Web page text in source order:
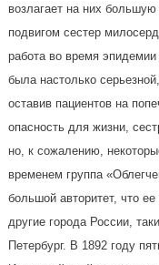
возлагает на них
подвигом сестер
работа во время
была настолько
оставив пациентов на
опасность для жизни,
но, к сожалению,
временем группа
большой авторитет, что
другие города России,
Петербург. В 1892 году